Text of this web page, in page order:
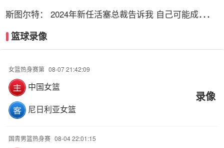
斯图尔特： 2024年新任活塞总裁告诉我 自己可能成为交
篮球录像
女篮热身赛第 08-07 21:42:09
中国女篮
尼日利亚女篮
录像
国青男篮热身赛 08-04 22:01:15